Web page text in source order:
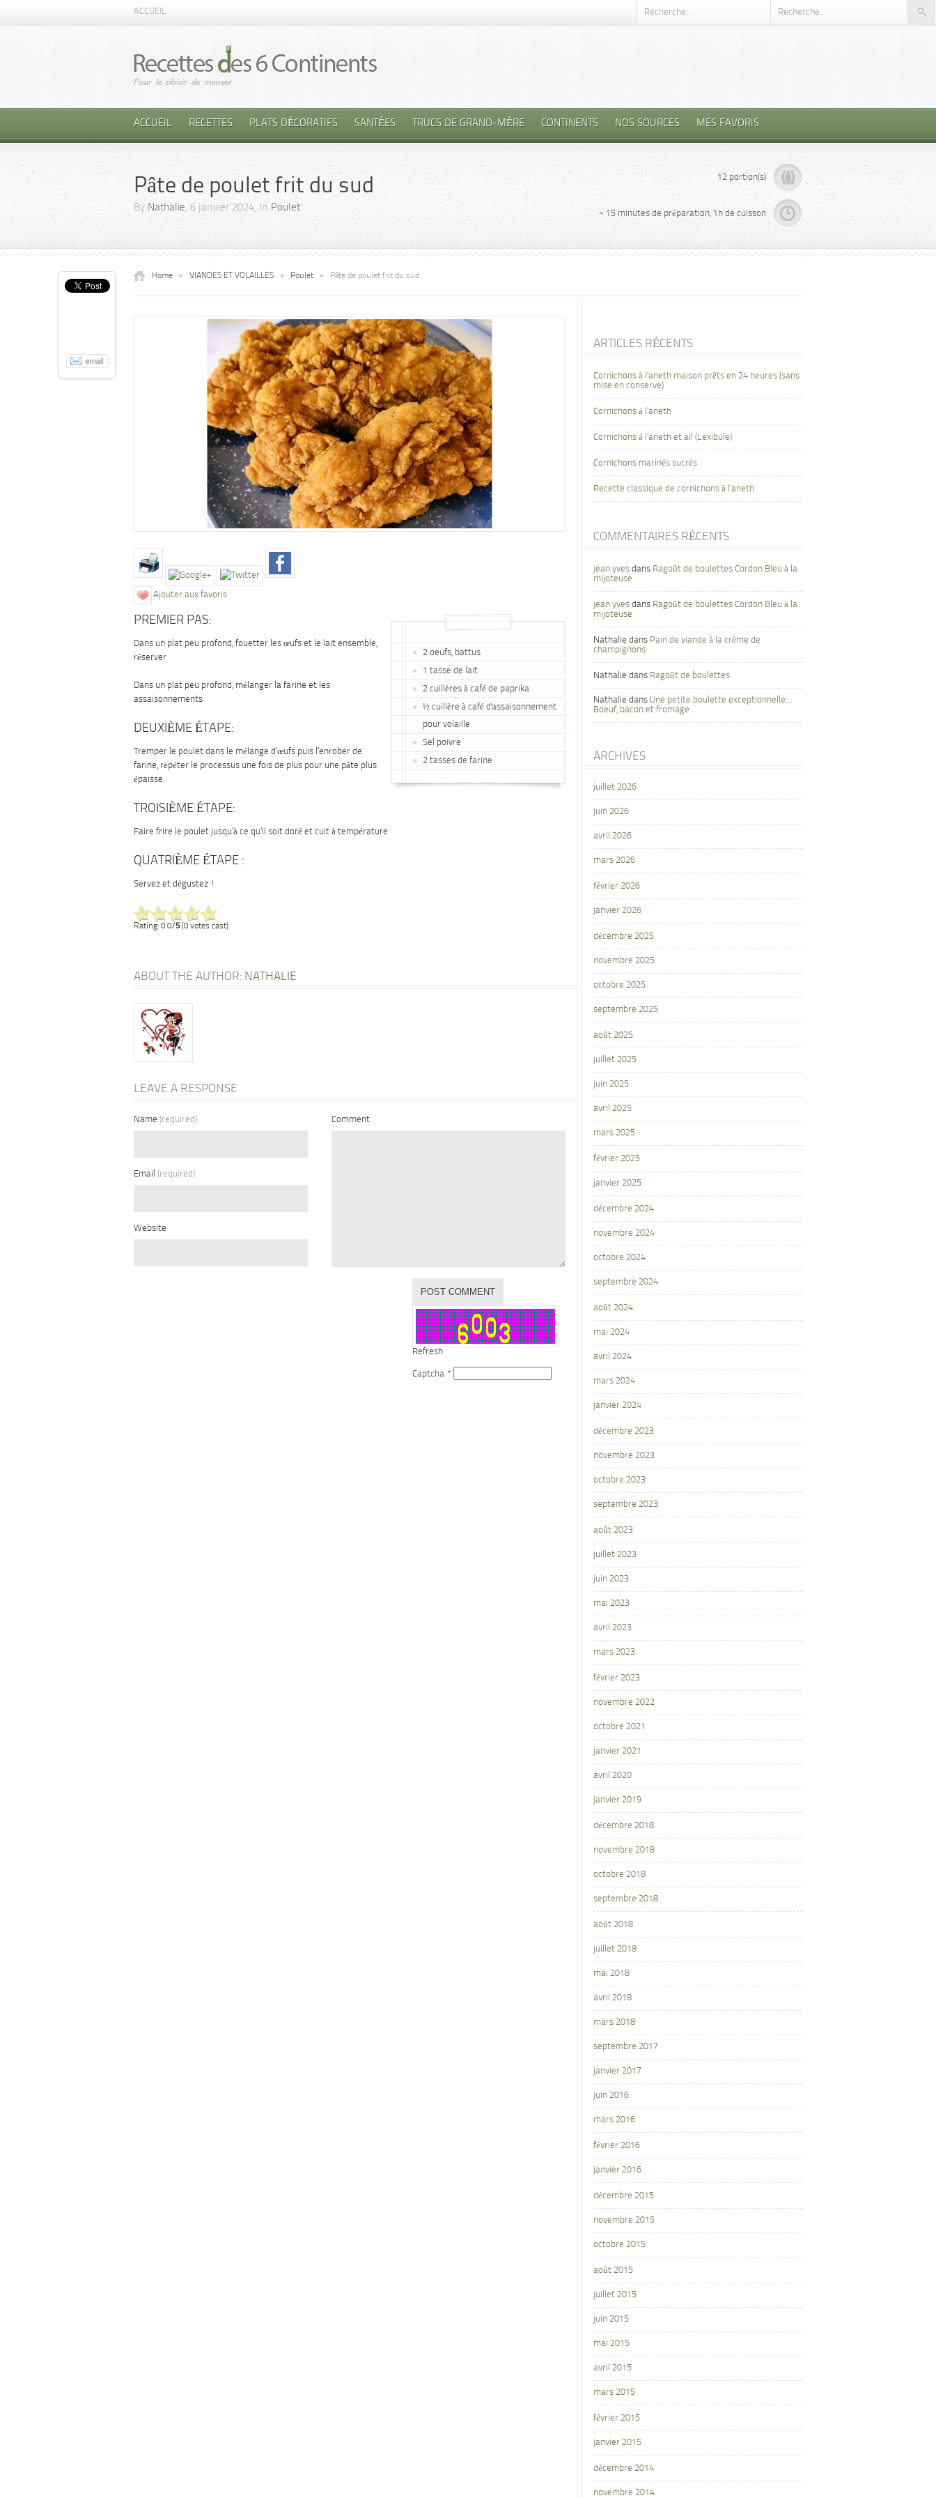
ACCUEIL
ACCUEIL RECETTES PLATS DÉCORATIFS SANTÉES TRUCS DE GRAND-MÈRE CONTINENTS NOS SOURCES MES FAVORIS
Pâte de poulet frit du sud
By Nathalie, 6 janvier 2024, InPoulet
12 portion(s)
~ 15 minutes de préparation, 1h de cuisson
Home » VIANDES ET VOLAILLES » Poulet » Pâte de poulet frit du sud
Ajouter aux favoris
2 oeufs, battus
1 tasse de lait
2 cuillères à café de paprika
½ cuillère à café d'assaisonnement
pour volaille
Sel poivre
2 tasses de farine
PREMIER PAS:
Dans un plat peu profond, fouetter les œufs et le lait ensemble,
réserver
Dans un plat peu profond, mélanger la farine et les
assaisonnements
DEUXIÈME ÉTAPE:
Tremper le poulet dans le mélange d’œufs puis l’enrober de
farine, répéter le processus une fois de plus pour une pâte plus
épaisse.
TROISIÈME ÉTAPE:
Faire frire le poulet jusqu’à ce qu’il soit doré et cuit à température
QUATRIÈME ÉTAPE :
Servez et dégustez !
Rating: 0.0/5(0 votes cast)
ABOUT THE AUTHOR: NATHALIE
LEAVE A RESPONSE
Name (required)
Email (required)
Website
Comment
Refresh
Captcha *
ARTICLES RÉCENTS
Cornichons à l’aneth maison prêts en 24 heures (sans
mise en conserve)
Cornichons à l’aneth
Cornichons à l’aneth et ail (Lexibule)
Cornichons marinés sucrés
Recette classique de cornichons à l’aneth
COMMENTAIRES RÉCENTS
jean yves dans Ragoût de boulettes Cordon Bleu à la
mijoteuse
jean yves dans Ragoût de boulettes Cordon Bleu à la
mijoteuse
Nathalie dans Pain de viande à la crème de
champignons
Nathalie dans Ragoût de boulettes
Nathalie dans Une petite boulette exceptionnelle…
Boeuf, bacon et fromage
ARCHIVES
juillet 2026
juin 2026
avril 2026
mars 2026
février 2026
janvier 2026
décembre 2025
novembre 2025
octobre 2025
septembre 2025
août 2025
juillet 2025
juin 2025
avril 2025
mars 2025
février 2025
janvier 2025
décembre 2024
novembre 2024
octobre 2024
septembre 2024
août 2024
mai 2024
avril 2024
mars 2024
janvier 2024
décembre 2023
novembre 2023
octobre 2023
septembre 2023
août 2023
juillet 2023
juin 2023
mai 2023
avril 2023
mars 2023
février 2023
novembre 2022
octobre 2021
janvier 2021
avril 2020
janvier 2019
décembre 2018
novembre 2018
octobre 2018
septembre 2018
août 2018
juillet 2018
mai 2018
avril 2018
mars 2018
septembre 2017
janvier 2017
juin 2016
mars 2016
février 2016
janvier 2016
décembre 2015
novembre 2015
octobre 2015
août 2015
juillet 2015
juin 2015
mai 2015
avril 2015
mars 2015
février 2015
janvier 2015
décembre 2014
novembre 2014